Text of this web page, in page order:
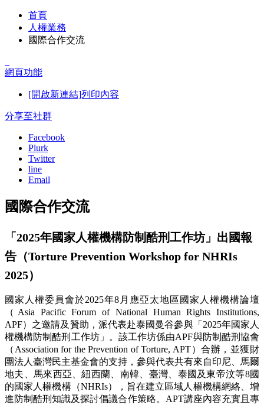
首頁
人權業務
國際合作交流
網頁功能
[開啟新連結]列印內容
分享至社群
Facebook
Plurk
Twitter
line
Email
國際合作交流
「2025年國家人權機構防制酷刑工作坊」出國報
告（Torture Prevention Workshop for NHRIs
2025）
國家人權委員會於2025年8月應亞太地區國家人權機構論壇
（Asia Pacific Forum of National Human Rights Institutions,
APF）之邀請及贊助，派代表赴泰國曼谷參與「2025年國家人
權機構防制酷刑工作坊」。該工作坊係由APF與防制酷刑協會
（Association for the Prevention of Torture, APT）合辦，並獲財
團法人臺灣民主基金會的支持，參與代表共有來自印尼、馬爾
地夫、馬來西亞、紐西蘭、南韓、臺灣、泰國及東帝汶等8國
的國家人權機構（NHRIs），旨在建立區域人權機構網絡、增
進防制酷刑知識及探討倡議合作策略。 APT講座內容充實且專